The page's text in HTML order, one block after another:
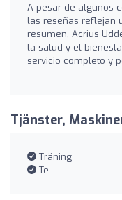
A pesar de algunos
las reseñas reflejan
resumen, Acrius
la salud y el
servicio completo y
Tjänster,
Träning
Te